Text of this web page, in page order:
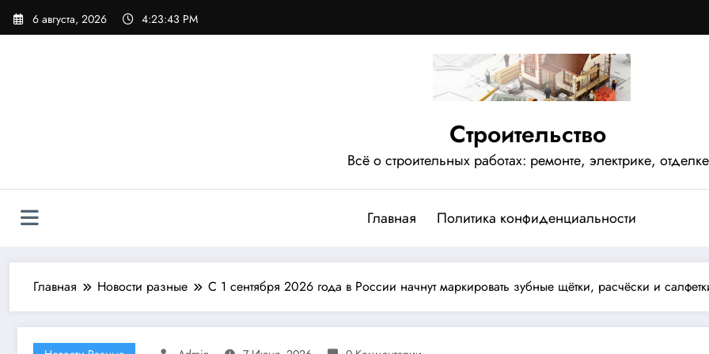
Перейти
6 августа, 2026 4:23:44 PM
Строительство
Всё о строительных работах: ремонте, электрике, отделке
Главная Политика конфиденциальности
Главная Новости разные С 1 сентября 2026 года в России начнут маркировать зубные щётки, расчёски и